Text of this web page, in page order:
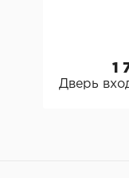
1
Дверь